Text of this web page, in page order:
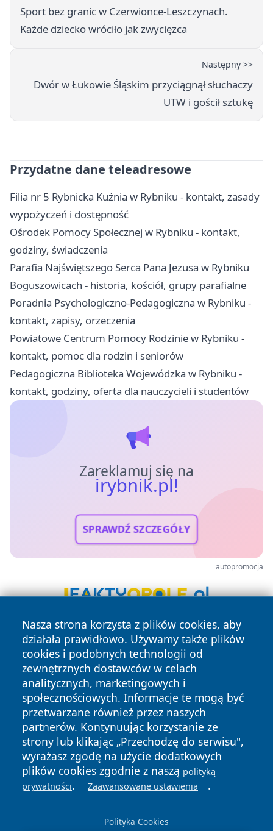
Sport bez granic w Czerwionce-Leszczynach.
Każde dziecko wróciło jak zwycięzca
Następny >>
Dwór w Łukowie Śląskim przyciągnął słuchaczy
UTW i gościł sztukę
Przydatne dane teleadresowe
Filia nr 5 Rybnicka Kuźnia w Rybniku - kontakt, zasady
wypożyczeń i dostępność
Ośrodek Pomocy Społecznej w Rybniku - kontakt,
godziny, świadczenia
Parafia Najświętszego Serca Pana Jezusa w Rybniku
Boguszowicach - historia, kościół, grupy parafialne
Poradnia Psychologiczno-Pedagogiczna w Rybniku -
kontakt, zapisy, orzeczenia
Powiatowe Centrum Pomocy Rodzinie w Rybniku -
kontakt, pomoc dla rodzin i seniorów
Pedagogiczna Biblioteka Wojewódzka w Rybniku -
kontakt, godziny, oferta dla nauczycieli i studentów
Zareklamuj się na
irybnik.pl!
SPRAWDŹ SZCZEGÓŁY
autopromocja
Nasza strona korzysta z plików cookies, aby
działała prawidłowo. Używamy także plików
cookies i podobnych technologii od
zewnętrznych dostawców w celach
analitycznych, marketingowych i
społecznościowych. Informacje te mogą być
przetwarzane również przez naszych
partnerów. Kontynuując korzystanie ze
strony lub klikając „Przechodzę do serwisu",
wyrażasz zgodę na użycie dodatkowych
plików cookies zgodnie z naszą polityką
prywatności. Zaawansowane ustawienia .
Polityka Cookies
Copyright © 2026 irybnik.pl Wszystkie prawa zastrzeżone.
News Autorzy
Polityka
Prywatności
Polityka
Cookies